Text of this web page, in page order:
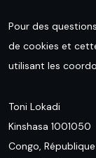
Pour des
de cookies et
utilisant les
Toni Lokadi
Kinshasa 1001050
Congo,